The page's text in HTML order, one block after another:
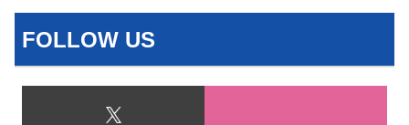
FOLLOW US